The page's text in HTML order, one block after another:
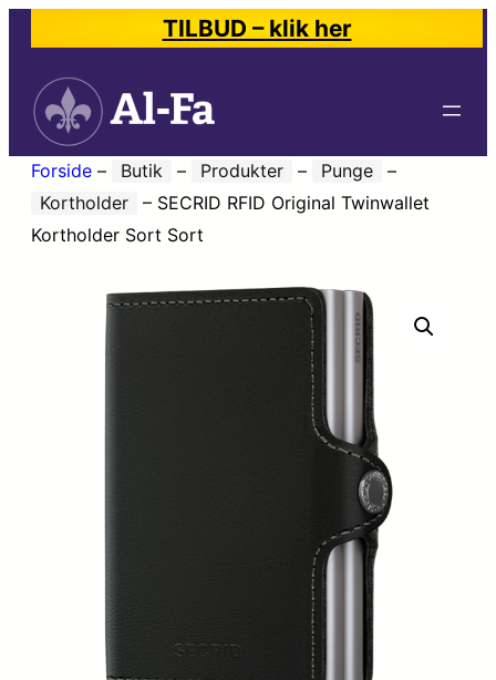
TILBUD – klik her
Forside – Butik – Produkter – Punge
–
Kortholder
– SECRID RFID Original Twinwallet
Kortholder Sort Sort